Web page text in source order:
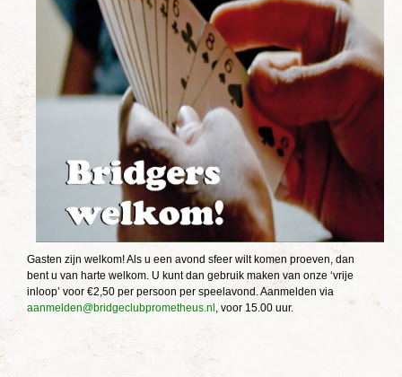
Gasten zijn welkom! Als u een avond sfeer wilt komen proeven, dan
bent u van harte welkom. U kunt dan gebruik maken van onze ‘vrije
inloop’ voor €2,50 per persoon per speelavond. Aanmelden via
aanmelden@bridgeclubprometheus.nl , voor 15.00 uur.